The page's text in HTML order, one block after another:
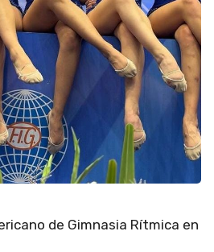
de Gimnasia Rítmica en